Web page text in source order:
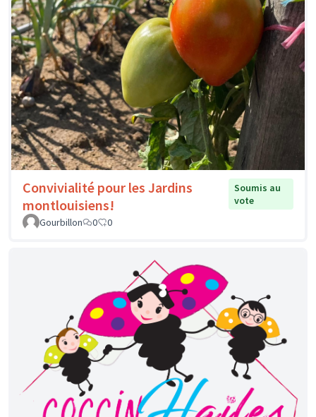
Convivialité pour les Jardins
montlouisiens!
Soumis au
vote
Gourbillon
0 0